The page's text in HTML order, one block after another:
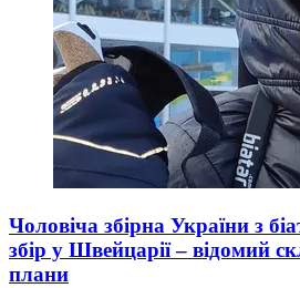
Чоловіча збірна України з
збір у Швейцарії – відомий
плани